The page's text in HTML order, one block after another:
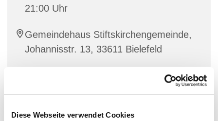
Diese Webseite verwendet Cookies
21:00 Uhr
Gemeindehaus Stiftskirchengemeinde,
Johannisstr. 13, 33611 Bielefeld